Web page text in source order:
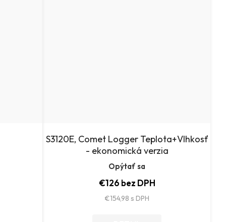
S3120E, Comet Logger Teplota+Vlhkosť
- ekonomická verzia
Opýtať sa
€126 bez DPH
€154,98